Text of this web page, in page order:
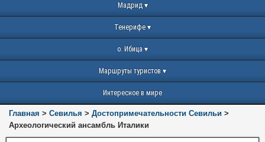
Мадрид
Тенерифе
о. Ибица
Маршруты туристов
Интересное в мире
Главная > Севилья > Достопримечательности Севильи >
Археологический ансамбль Италики